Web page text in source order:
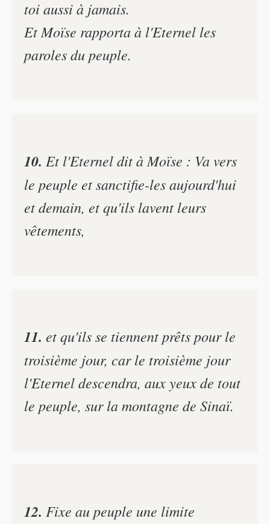
toi aussi à jamais.
Et Moïse rapporta à l'Eternel les
paroles du peuple.
10. Et l'Eternel dit à Moïse : Va vers
le peuple et sanctifie-les aujourd'hui
et demain, et qu'ils lavent leurs
vêtements,
11. et qu'ils se tiennent prêts pour le
troisième jour, car le troisième jour
l'Eternel descendra, aux yeux de tout
le peuple, sur la montagne de Sinaï.
12. Fixe au peuple une limite